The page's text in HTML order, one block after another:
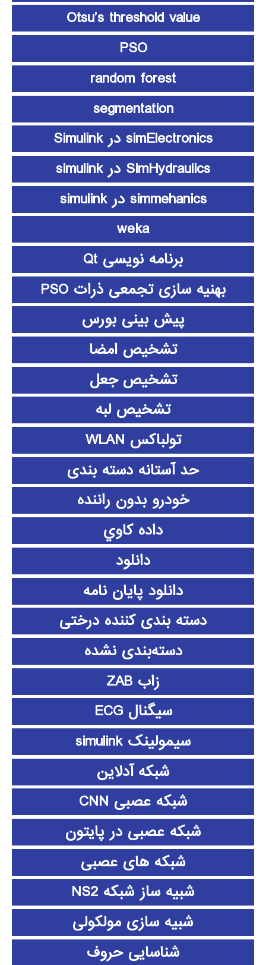
Otsu’s threshold value
PSO
random forest
segmentation
simElectronics در Simulink
SimHydraulics در simulink
simmehanics در simulink
weka
برنامه نویسی Qt
بهنیه سازی تجمعی ذرات PSO
پیش بینی بورس
تشخیص امضا
تشخیص جعل
تشخیص لبه
تولباکس WLAN
حد آستانه دسته بندی
خودرو بدون راننده
داده كاوي
دانلود
دانلود پايان نامه
دسته بندی کننده درختی
دسته‌بندی نشده
زاب ZAB
سیگنال ECG
سیمولینک simulink
شبکه آدلاین
شبکه عصبی CNN
شبکه عصبی در پایتون
شبکه های عصبی
شبیه ساز شبکه NS2
شبیه سازی مولکولی
شناسایی حروف